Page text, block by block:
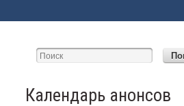
Календарь анонсов